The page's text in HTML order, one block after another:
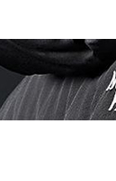
suyu,
da